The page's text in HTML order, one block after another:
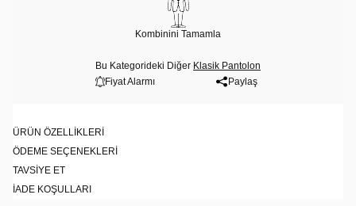
Kombinini Tamamla
Bu Kategorideki Diğer Klasik Pantolon
Fiyat Alarmı
Paylaş
ÜRÜN ÖZELLIKLERI
ÖDEME SEÇENEKLERI
TAVSIYE ET
İADE KOŞULLARI